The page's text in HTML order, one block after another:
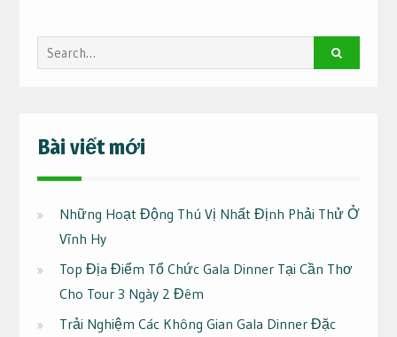
Search
for:
Bài viết mới
Những Hoạt Động Thú Vị Nhất Định Phải Thử Ở
Vĩnh Hy
Top Địa Điểm Tổ Chức Gala Dinner Tại Cần Thơ
Cho Tour 3 Ngày 2 Đêm
Trải Nghiệm Các Không Gian Gala Dinner Đặc